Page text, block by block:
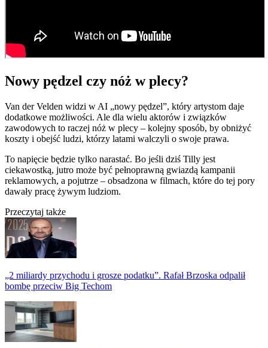
Nowy pędzel czy nóż w plecy?
Van der Velden widzi w AI „nowy pędzel”, który artystom daje
dodatkowe możliwości. Ale dla wielu aktorów i związków
zawodowych to raczej nóż w plecy – kolejny sposób, by obniżyć
koszty i obejść ludzi, którzy latami walczyli o swoje prawa.
To napięcie będzie tylko narastać. Bo jeśli dziś Tilly jest
ciekawostką, jutro może być pełnoprawną gwiazdą kampanii
reklamowych, a pojutrze – obsadzona w filmach, które do tej pory
dawały pracę żywym ludziom.
Przeczytaj także
„2 miliardy przychodu i grosze podatku”. Rafał Brzoska odpalił
bombę przeciw Big Techom